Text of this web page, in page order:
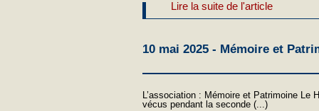
Lire la suite de l'article
10 mai 2025 - Mémoire et
L’association : Mémoire et Patrimoine
vécus pendant la seconde (...)